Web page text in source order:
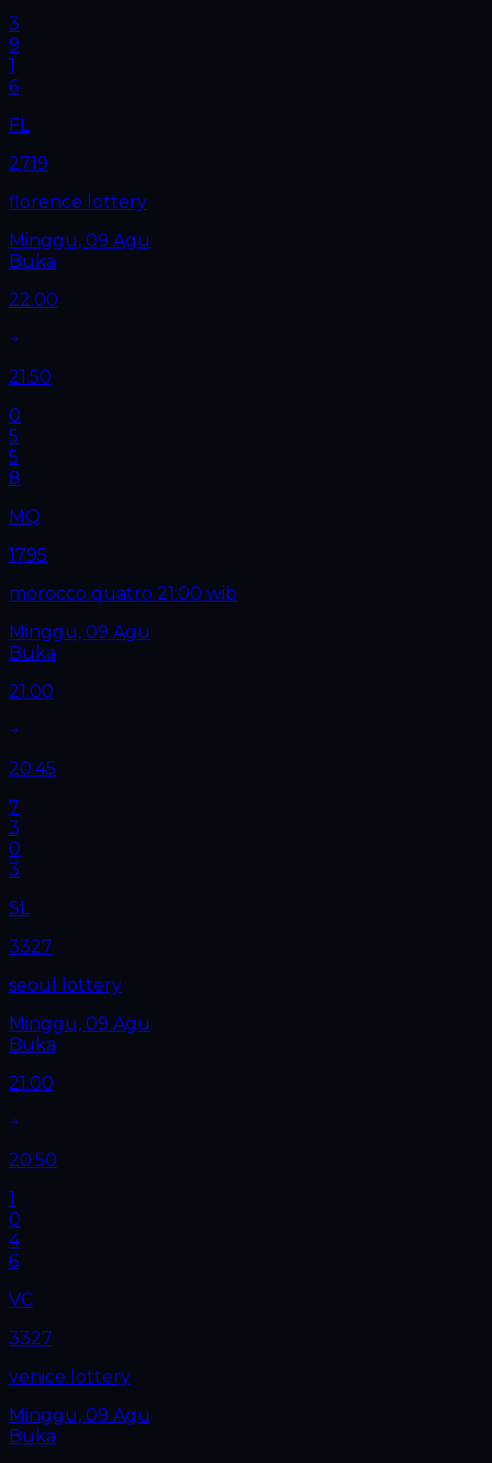
3
9
1
6
FL
2719
florence lottery
Minggu, 09 Agu
Buka
22.00
21.50
0
5
5
8
MQ
1795
morocco quatro 21:00 wib
Minggu, 09 Agu
Buka
21.00
20.45
7
3
0
3
SL
3327
seoul lottery
Minggu, 09 Agu
Buka
21.00
20.50
1
0
4
6
VC
3327
venice lottery
Minggu, 09 Agu
Buka